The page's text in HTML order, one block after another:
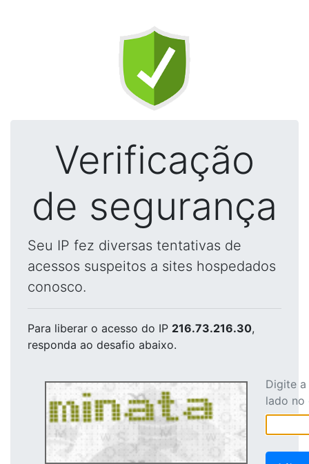
Verificação
de segurança
Seu IP fez diversas tentativas de
acessos suspeitos a sites hospedados
conosco.
Para liberar o acesso do IP 216.73.216.30,
responda ao desafio abaixo.
Digite
lado no